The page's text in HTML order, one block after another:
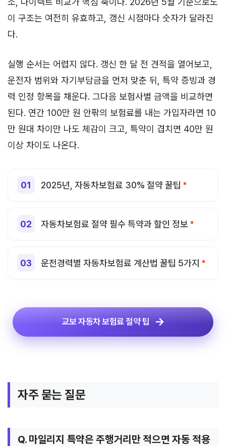
이 구조는 여전히 유효하고, 갱신 시점마다 숫자가 달라진
다.
실행 순서는 어렵지 않다. 갱신 한 달 전 견적을 열어보고,
운전자 범위와 자기부담금을 먼저 맞춘 뒤, 특약 증빙과 경
력 인정 항목을 채운다. 그다음 보험사별 금액을 비교하면
된다. 연간 100만 원 안팎의 보험료를 내는 가입자라면 10
만 원대 차이만 나도 체감이 크고, 특약이 겹치면 40만 원
이상 차이도 나온다.
2025년, 자동차보험료 30% 절약 꿀팁
자동차보험료 절약 필수 특약과 할인 정보
운전경력별 자동차보험료 계산법 꿀팁 5가지
교보 자동차 보험료 절약 팁
자주 묻는 질문
Q. 마일리지 특약은 주행거리만 적으면 자동 적용